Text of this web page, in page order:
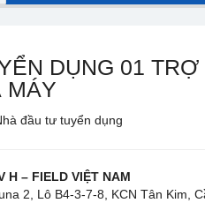
DỤNG 01
MÁY
đầu tư tuyển dụng
H – FIELD VIỆT NAM
2, Lô B4-3-7-8, KCN Tân Kim,